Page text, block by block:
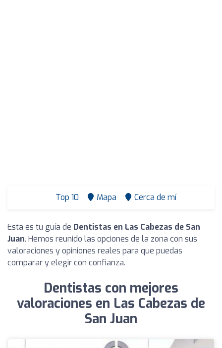
Top 10 Mapa Cerca de mí
Esta es tu guía de Dentistas en Las Cabezas de San
Juan. Hemos reunido las opciones de la zona con sus
valoraciones y opiniones reales para que puedas
comparar y elegir con confianza.
Dentistas con mejores
valoraciones en Las Cabezas de
San Juan